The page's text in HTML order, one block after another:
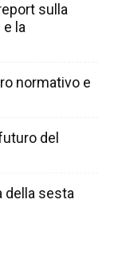
sulla
la
normativo e
del
della sesta